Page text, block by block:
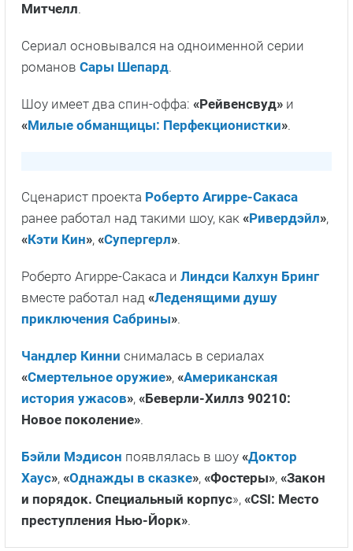
Митчелл.
Сериал основывался на одноименной серии
романов Сары Шепард.
Шоу имеет два спин-оффа: «Рейвенсвуд» и
«Милые обманщицы: Перфекционистки».
Сценарист проекта Роберто Агирре-Сакаса
ранее работал над такими шоу, как «Ривердэйл»,
«Кэти Кин», «Супергерл».
Роберто Агирре-Сакаса и Линдси Калхун Бринг
вместе работал над «Леденящими душу
приключения Сабрины».
Чандлер Кинни снималась в сериалах
«Смертельное оружие», «Американская
история ужасов», «Беверли-Хиллз 90210:
Новое поколение».
Бэйли Мэдисон появлялась в шоу «Доктор
Хаус», «Однажды в сказке», «Фостеры», «Закон
и порядок. Специальный корпус», «CSI: Место
преступления Нью-Йорк».